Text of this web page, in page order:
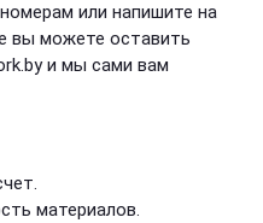
или напишите на
вы можете оставить
и мы сами вам
материалов.